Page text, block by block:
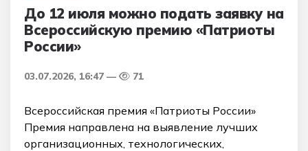
До 12 июля можно подать заявку на
Всероссийскую премию «Патриоты
России»
03.07.2026, 16:47 71
Всероссийская премия «Патриоты России»
Премия направлена на выявление лучших
организационных, технологических,